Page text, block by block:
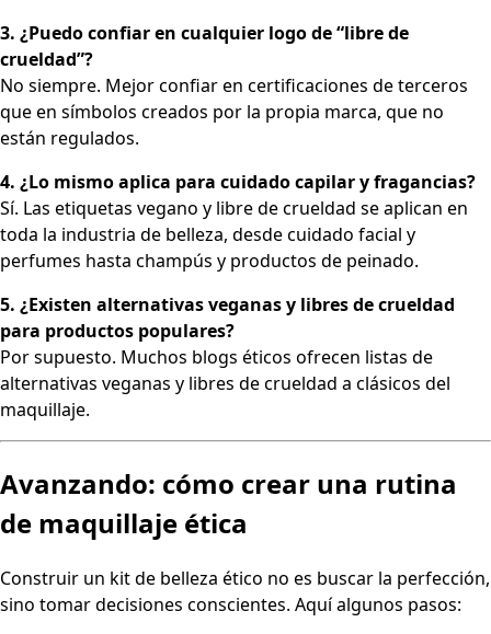
3. ¿Puedo confiar en cualquier logo de “libre de
crueldad”?
No siempre. Mejor confiar en certificaciones de terceros
que en símbolos creados por la propia marca, que no
están regulados.
4. ¿Lo mismo aplica para cuidado capilar y fragancias?
Sí. Las etiquetas vegano y libre de crueldad se aplican en
toda la industria de belleza, desde cuidado facial y
perfumes hasta champús y productos de peinado.
5. ¿Existen alternativas veganas y libres de crueldad
para productos populares?
Por supuesto. Muchos blogs éticos ofrecen listas de
alternativas veganas y libres de crueldad a clásicos del
maquillaje.
Avanzando: cómo crear una rutina
de maquillaje ética
Construir un kit de belleza ético no es buscar la perfección,
sino tomar decisiones conscientes. Aquí algunos pasos: